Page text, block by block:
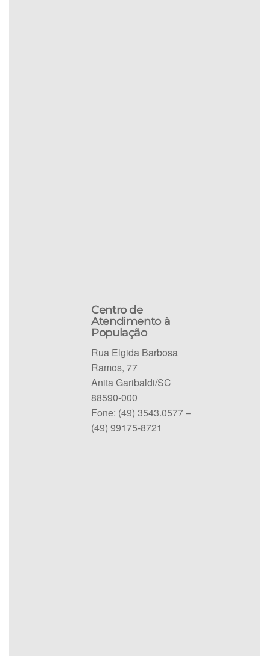
Centro de
Atendimento à
População
Rua Elgida Barbosa
Ramos, 77
Anita Garibaldi/SC
88590-000
Fone: (49) 3543.0577 –
(49) 99175-8721